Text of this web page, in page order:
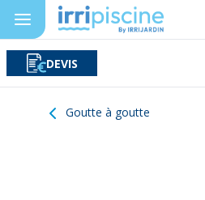
DEVIS
Goutte à goutte